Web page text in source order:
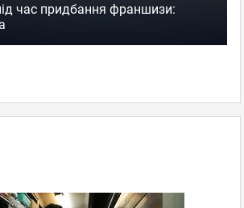
час придбання франшизи: